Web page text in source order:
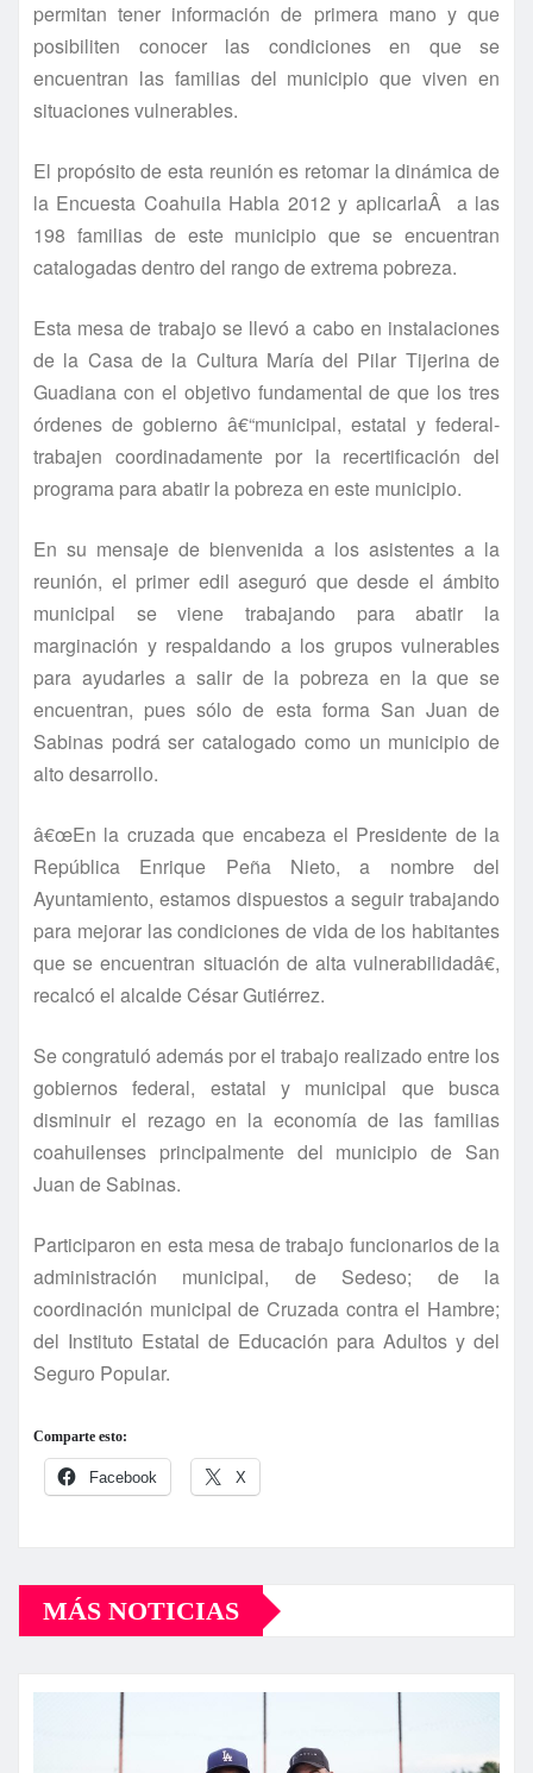
permitan tener información de primera mano y que
posibiliten conocer las condiciones en que se
encuentran las familias del municipio que viven en
situaciones vulnerables.
El propósito de esta reunión es retomar la dinámica de
la Encuesta Coahuila Habla 2012 y aplicarlaÂ a las
198 familias de este municipio que se encuentran
catalogadas dentro del rango de extrema pobreza.
Esta mesa de trabajo se llevó a cabo en instalaciones
de la Casa de la Cultura Marí­a del Pilar Tijerina de
Guadiana con el objetivo fundamental de que los tres
órdenes de gobierno â€“municipal, estatal y federal-
trabajen coordinadamente por la recertificación del
programa para abatir la pobreza en este municipio.
En su mensaje de bienvenida a los asistentes a la
reunión, el primer edil aseguró que desde el ámbito
municipal se viene trabajando para abatir la
marginación y respaldando a los grupos vulnerables
para ayudarles a salir de la pobreza en la que se
encuentran, pues sólo de esta forma San Juan de
Sabinas podrá ser catalogado como un municipio de
alto desarrollo.
â€œEn la cruzada que encabeza el Presidente de la
República Enrique Peña Nieto, a nombre del
Ayuntamiento, estamos dispuestos a seguir trabajando
para mejorar las condiciones de vida de los habitantes
que se encuentran situación de alta vulnerabilidadâ€,
recalcó el alcalde César Gutiérrez.
Se congratuló además por el trabajo realizado entre los
gobiernos federal, estatal y municipal que busca
disminuir el rezago en la economí­a de las familias
coahuilenses principalmente del municipio de San
Juan de Sabinas.
Participaron en esta mesa de trabajo funcionarios de la
administración municipal, de Sedeso; de la
coordinación municipal de Cruzada contra el Hambre;
del Instituto Estatal de Educación para Adultos y del
Seguro Popular.
Comparte esto:
Facebook X
MÁS NOTICIAS